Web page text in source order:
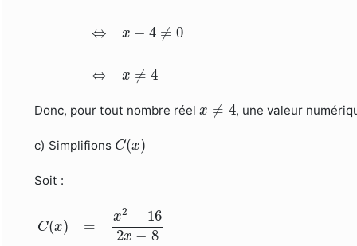
⇔ x − 4 ≠ 0
⇔ x ≠ 4
Donc, pour tout nombre réelx ≠ 4
x≠ 4 , une valeur
c) Simplifions C(x)
C( )
Soit :
C(x) =
x2 − 16
2x − 8
2x 8 =